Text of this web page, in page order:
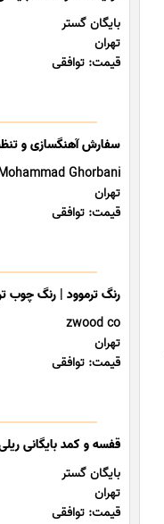
بایگان گستر
تهران
قیمت: توافقی
سفارش آهنگسازی و
Ghorbani
تهران
قیمت: توافقی
رنگ ترموود | رنگ چوب
zwood co
تهران
قیمت: توافقی
قفسه و کمد بایگانی
بایگان گستر
تهران
قیمت: توافقی